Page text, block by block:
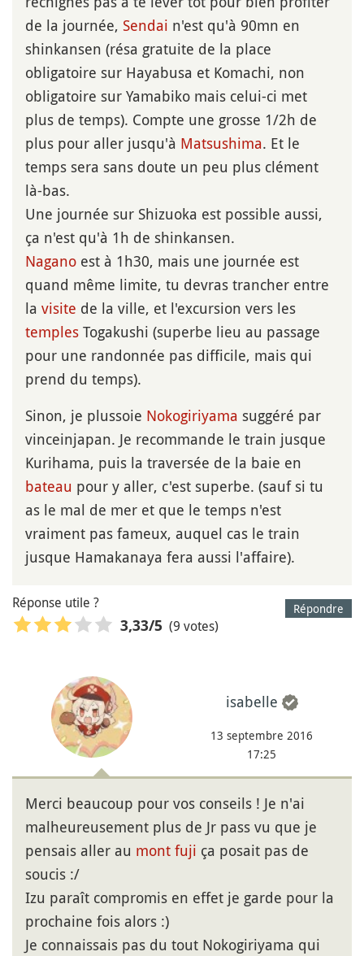
de la journée, Sendai n'est qu'à 90mn en
shinkansen (résa gratuite de la place
obligatoire sur Hayabusa et Komachi, non
obligatoire sur Yamabiko mais celui-ci met
plus de temps). Compte une grosse 1/2h de
plus pour aller jusqu'à Matsushima. Et le
temps sera sans doute un peu plus clément
là-bas.
Une journée sur Shizuoka est possible aussi,
ça n'est qu'à 1h de shinkansen.
Nagano est à 1h30, mais une journée est
quand même limite, tu devras trancher entre
la visite de la ville, et l'excursion vers les
temples Togakushi (superbe lieu au passage
pour une randonnée pas difficile, mais qui
prend du temps).
Sinon, je plussoie Nokogiriyama suggéré par
vinceinjapan. Je recommande le train jusque
Kurihama, puis la traversée de la baie en
bateau pour y aller, c'est superbe. (sauf si tu
as le mal de mer et que le temps n'est
vraiment pas fameux, auquel cas le train
jusque Hamakanaya fera aussi l'affaire).
Répondre
Réponse utile ?
3,33/5 (9 votes)
isabelle
13 septembre 2016
17:25
Merci beaucoup pour vos conseils ! Je n'ai
malheureusement plus de Jr pass vu que je
pensais aller au mont fuji ça posait pas de
soucis :/
Izu paraît compromis en effet je garde pour la
prochaine fois alors :)
Je connaissais pas du tout Nokogiriyama qui